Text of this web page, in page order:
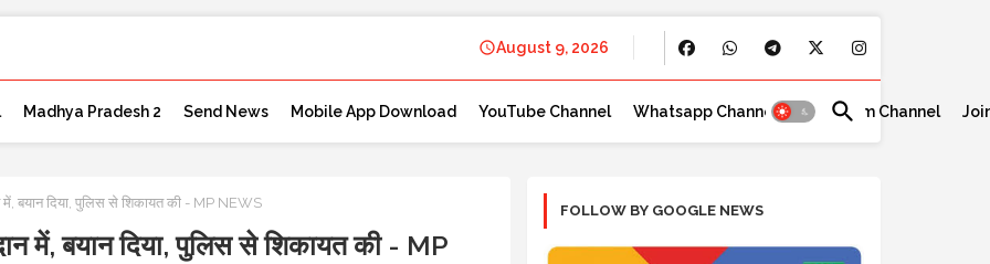
August 9, 2026
Madhya Pradesh 2 Send News Mobile App Download YouTube Channel Whatsapp Channel Telegram Channel
में, बयान दिया, पुलिस से शिकायत की - MP NEWS
में, बयान दिया, पुलिस से शिकायत की - MP
FOLLOW BY GOOGLE NEWS